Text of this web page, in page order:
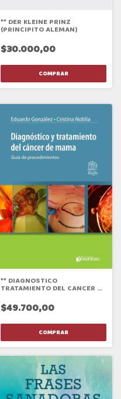
** DER KLEINE PRINZ
(PRINCIPITO ALEMAN)
$30.000,00
** DIAGNOSTICO
TRATAMIENTO DEL CANCER DE
$49.700,00